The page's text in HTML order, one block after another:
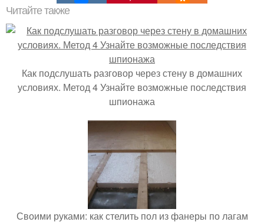
Читайте также
Как подслушать разговор через стену в домашних
условиях. Метод 4 Узнайте возможные последствия
шпионажа
Своими руками: как стелить пол из фанеры по лагам